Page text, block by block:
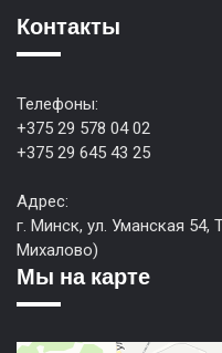
Контакты
Телефоны:
+375 29 578 04 02
+375 29 645 43 25
Адрес:
г. Минск, ул. Уманская 54,
Михалово)
Мы на карте